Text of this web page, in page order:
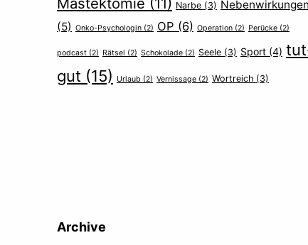
Narbe (3) Nebenwirkungen
(5) Onko-Psychologin (2) OP (6) Operation (2) Perücke (2)
podcast (2) Rätsel (2) Schokolade (2) Seele (3) Sport (4)
gut (15) Urlaub (2) Vernissage (2) Wortreich (3)
Archive